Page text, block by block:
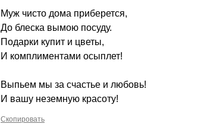
Муж чисто дома приберется,
До блеска вымою посуду.
Подарки купит и цветы,
И комплиментами осыплет!
Выпьем мы за счастье и любовь!
И вашу неземную красоту!
Скопировать